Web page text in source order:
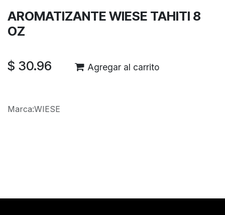
AROMATIZANTE WIESE TAHITI 8
OZ
$ 30.96 Agregar al carrito
Marca:WIESE